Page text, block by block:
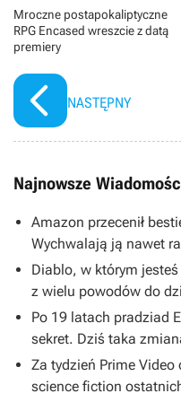
Mroczne postapokaliptyczne
RPG Encased wreszcie z datą
premiery
NASTĘPNY
Najnowsze
Amazon przecenił
Wychwalają ją nawet
Diablo, w którym
z wielu powodów do
Po 19 latach pradziad
sekret. Dziś taka
Za tydzień Prime
science fiction